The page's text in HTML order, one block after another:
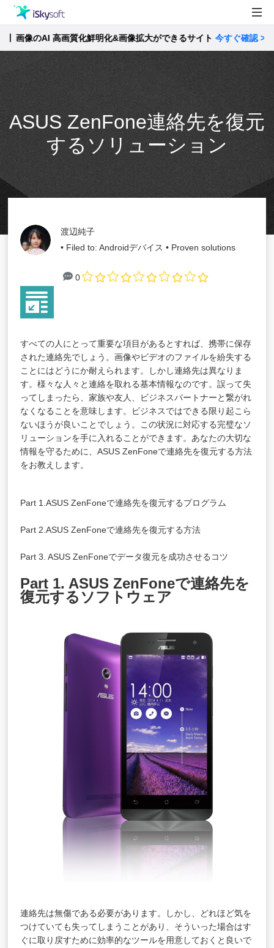
製品
Utility
製品活用事例
ストア
サポート
のAI 高画質化鮮明化&画像拡大ができるサイト今すぐ確認 >>
ASUS ZenFone連絡先を復元
するソリューション
渡辺純子
• Filed to:Androidデバイス • Proven solutions
0
すべての人にとって重要な項目があるとすれば、携帯に保存
された連絡先でしょう。画像やビデオのファイルを紛失する
ことにはどうにか耐えられます。しかし連絡先は異なりま
す。様々な人々と連絡を取れる基本情報なのです。誤って失
ってしまったら、家族や友人、ビジネスパートナーと繋がれ
なくなることを意味します。ビジネスではできる限り起こら
ないほうが良いことでしょう。この状況に対応する完璧なソ
リューションを手に入れることができます。あなたの大切な
情報を守るために、ASUS ZenFoneで連絡先を復元する方法
をお教えします。
Part 1.ASUS ZenFoneで連絡先を復元するプログラム
Part 2.ASUS ZenFoneで連絡先を復元する方法
Part 3. ASUS ZenFoneでデータ復元を成功させるコツ
Part 1. ASUS ZenFoneで連絡先を
復元するソフトウェア
連絡先は無傷である必要があります。しかし、どれほど気を
つけていても失ってしまうことがあり、そういった場合はす
ぐに取り戻すために効率的なツールを用意しておくと良いで